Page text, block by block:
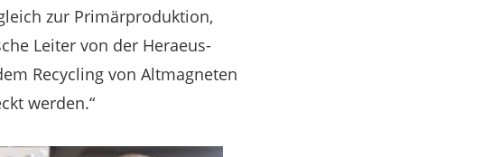
zur Primärproduktion,
Leiter von der Heraeus-
Recycling von Altmagneten
werden.“